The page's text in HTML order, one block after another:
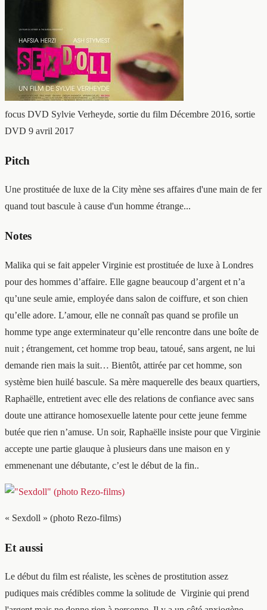
focus DVD Sylvie Verheyde, sortie du film Décembre 2016, sortie
DVD 9 avril 2017
Pitch
Une prostituée de luxe de la City mène ses affaires d'une main de fer
quand tout bascule à cause d'un homme étrange...
Notes
Malika qui se fait appeler Virginie est prostituée de luxe à Londres
pour des hommes d’affaire. Elle gagne beaucoup d’argent et n’a
qu’une seule amie, employée dans salon de coiffure, et son chien
qu’elle adore. L’amour, elle ne connaît pas quand se profile un
homme type ange exterminateur qu’elle rencontre dans une boîte de
nuit ; étrangement, cet homme trop beau, tatoué, sans argent, ne lui
demande rien mais la suit… Bientôt, attirée par cet homme, son
système bien huilé bascule. Sa mère maquerelle des beaux quartiers,
Raphaëlle, entretient avec elle des relations de confiance avec sans
doute une attirance homosexuelle latente pour cette jeune femme
butée que rien n’amuse. Un soir, Raphaëlle insiste pour que Virginie
accepte une partie glauque à plusieurs dans une maison en y
emmenenant une débutante, c’est le début de la fin..
« Sexdoll » (photo Rezo-films)
Et aussi
Le début du film est réaliste, les scènes de prostitution assez
pudiques mais crédibles comme la solitude de Virginie qui prend